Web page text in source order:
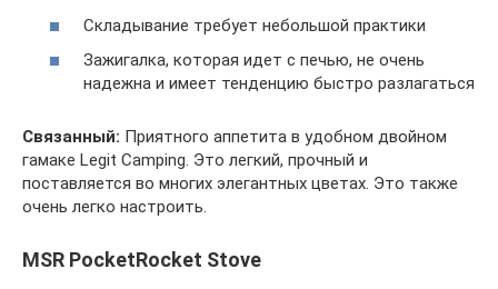
Складывание требует небольшой практики
Зажигалка, которая идет с печью, не очень
надежна и имеет тенденцию быстро разлагаться
Связанный: Приятного аппетита в удобном двойном
гамаке Legit Camping. Это легкий, прочный и
поставляется во многих элегантных цветах. Это также
очень легко настроить.
MSR PocketRocket Stove